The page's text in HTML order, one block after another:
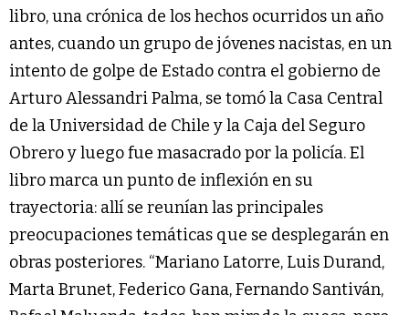
libro, una crónica de los hechos ocurridos un año
antes, cuando un grupo de jóvenes nacistas, en un
intento de golpe de Estado contra el gobierno de
Arturo Alessandri Palma, se tomó la Casa Central
de la Universidad de Chile y la Caja del Seguro
Obrero y luego fue masacrado por la policía. El
libro marca un punto de inflexión en su
trayectoria: allí se reunían las principales
preocupaciones temáticas que se desplegarán en
obras posteriores. “Mariano Latorre, Luis Durand,
Marta Brunet, Federico Gana, Fernando Santiván,